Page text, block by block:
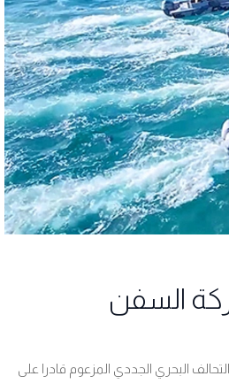
السفن
البحري الجددي المزعوم قادرا على